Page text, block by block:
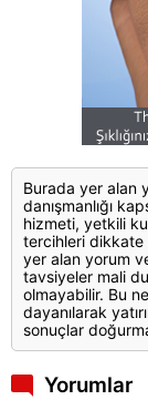
Burada yer alan
danışmanlığı
hizmeti, yetkili
tercihleri dikkate
yer alan yorum
tavsiyeler mali
olmayabilir. Bu
dayanılarak
sonuçlar
Yorumlar